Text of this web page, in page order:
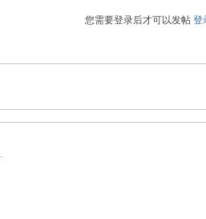
您需要登录后才可以发帖 登